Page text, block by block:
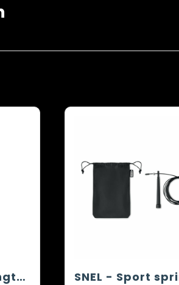
Austin zacht springtouw in zakje van gerecycled PET